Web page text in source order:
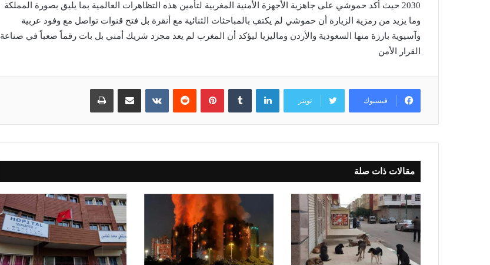
2030 حيث أكد حموشي على جاهزية الأجهزة الأمنية المغربية لتأمين هذه التظاهرات العالمية بما يليق بصورة المملكة
وما يزيد من رمزية الزيارة أن حموشي لم يكتفِ بالمباحثات الثنائية مع أنقرة بل فتح قنوات تواصل مع وفود عربية
وآسيوية بارزة منها السعودية والأردن وماليزيا ليؤكد أن المغرب لم يعد مجرد شريك أمني بل بات رقماً صعباً في صناعة
القرار الأمن
فيسبوك تويتر
لينكدإن بينتيريست مشاركة عبر البريد طباعة
مقالات ذات صلة